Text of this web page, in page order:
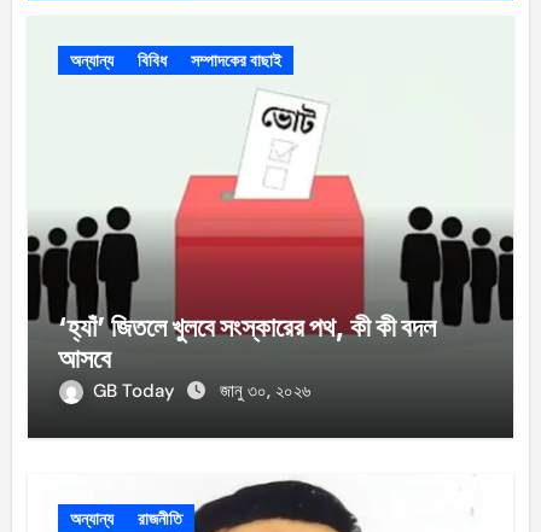
অন্যান্য বিবিধ সম্পাদকের বাছাই
‘হ্যাঁ’ জিতলে খুলবে সংস্কারের পথ, কী কী বদল
আসবে
GB Today জানু ৩০, ২০২৬
অন্যান্য রাজনীতি